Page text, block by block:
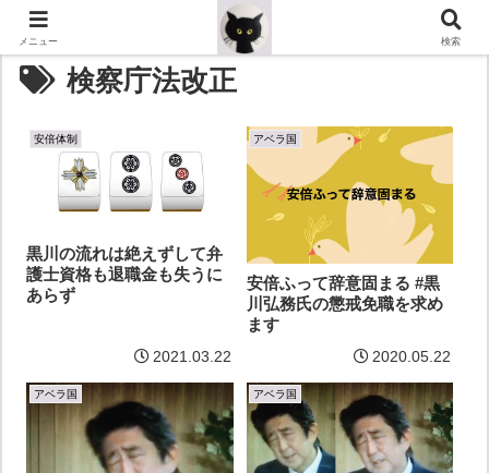
検察庁法改正
安倍体制
黒川の流れは絶えずして弁
護士資格も退職金も失うに
あらず
2021.03.22
アベラ国
安倍ふって辞意固まる #黒
川弘務氏の懲戒免職を求め
ます
2020.05.22
アベラ国 アベラ国
メニュー 検索